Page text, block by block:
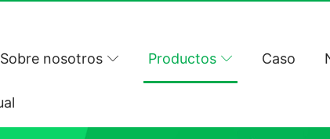
Sobre nosotros Productos Caso